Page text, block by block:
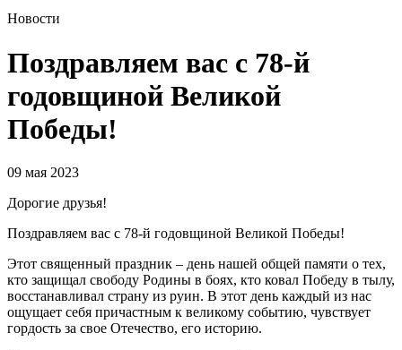
Новости
Поздравляем вас с 78-й
годовщиной Великой
Победы!
09 мая 2023
Дорогие друзья!
Поздравляем вас с 78-й годовщиной Великой Победы!
Этот священный праздник – день нашей общей памяти о тех,
кто защищал свободу Родины в боях, кто ковал Победу в тылу,
восстанавливал страну из руин. В этот день каждый из нас
ощущает себя причастным к великому событию, чувствует
гордость за свое Отечество, его историю.